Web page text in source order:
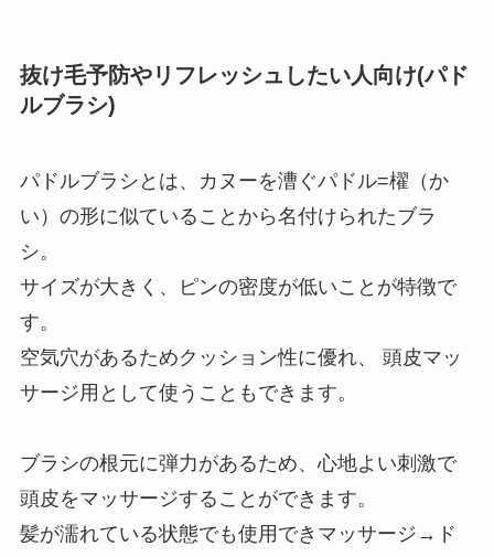
抜け毛予防やリフレッシュしたい人向け(パド
ルブラシ)
パドルブラシとは、カヌーを漕ぐパドル=櫂（か
い）の形に似ていることから名付けられたブラ
シ。
サイズが大きく、ピンの密度が低いことが特徴で
す。
空気穴があるためクッション性に優れ、 頭皮マッ
サージ用として使うこともできます。
ブラシの根元に弾力があるため、心地よい刺激で
頭皮をマッサージすることができます。
髪が濡れている状態でも使用できマッサージ→ド